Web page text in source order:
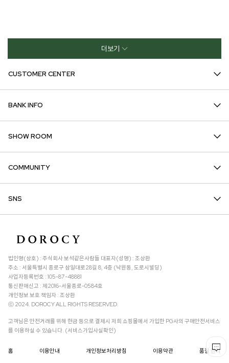
더보기
CUSTOMER CENTER
BANK INFO
SHOW ROOM
COMMUNITY
SNS
법인명(상호) : 주식회사 보석같은사람들 대표자(성명) : 조상환
주소 : 서울특별시 종로구 삼일대로28길 8, 4층 (낙원동, 도로시빌딩)
사업자등록번호 : 105-87-48881
통신판매신고 : 제2016-서울종로-0584호
개인정보 보호 책임자 : 조상환
ⓒ 2024. DOROCY ALL RIGHTS RESERVED.
고객님은 안전거래를 위해 현금 등으로 결제시 저희 쇼핑몰에서 가입한 PG사의 구매안전서비스
를 이용하실 수 있습니다. (서비스가입사실확인)
홈 이용안내 개인정보처리방침 이용약관 품질 관리